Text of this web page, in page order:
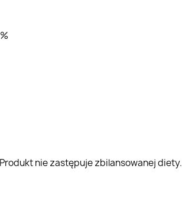
nie zastępuje zbilansowanej diety.